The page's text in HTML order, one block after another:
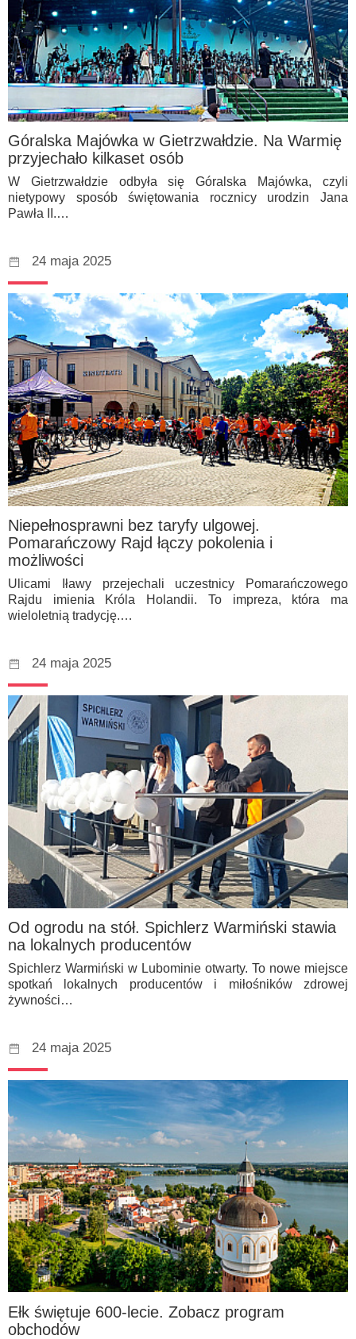
Góralska Majówka w Gietrzwałdzie. Na Warmię
przyjechało kilkaset osób
W Gietrzwałdzie odbyła się Góralska Majówka, czyli
nietypowy sposób świętowania rocznicy urodzin Jana
Pawła II.…
24 maja 2025
Niepełnosprawni bez taryfy ulgowej.
Pomarańczowy Rajd łączy pokolenia i
możliwości
Ulicami Iławy przejechali uczestnicy Pomarańczowego
Rajdu imienia Króla Holandii. To impreza, która ma
wieloletnią tradycję.…
24 maja 2025
Od ogrodu na stół. Spichlerz Warmiński stawia
na lokalnych producentów
Spichlerz Warmiński w Lubominie otwarty. To nowe miejsce
spotkań lokalnych producentów i miłośników zdrowej
żywności…
24 maja 2025
Ełk świętuje 600-lecie. Zobacz program
obchodów